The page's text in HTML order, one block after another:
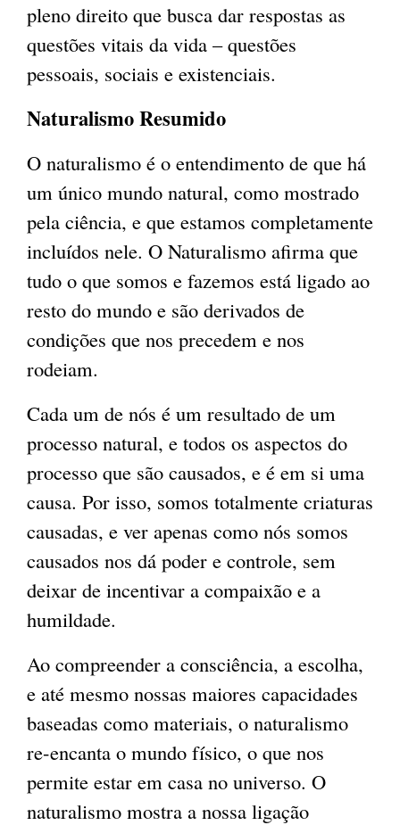
pleno direito que busca dar respostas as
questões vitais da vida – questões
pessoais, sociais e existenciais.
Naturalismo Resumido
O naturalismo é o entendimento de que há
um único mundo natural, como mostrado
pela ciência, e que estamos completamente
incluídos nele. O Naturalismo afirma que
tudo o que somos e fazemos está ligado ao
resto do mundo e são derivados de
condições que nos precedem e nos
rodeiam.
Cada um de nós é um resultado de um
processo natural, e todos os aspectos do
processo que são causados, e é em si uma
causa. Por isso, somos totalmente criaturas
causadas, e ver apenas como nós somos
causados nos dá poder e controle, sem
deixar de incentivar a compaixão e a
humildade.
Ao compreender a consciência, a escolha,
e até mesmo nossas maiores capacidades
baseadas como materiais, o naturalismo
re-encanta o mundo físico, o que nos
permite estar em casa no universo. O
naturalismo mostra a nossa ligação